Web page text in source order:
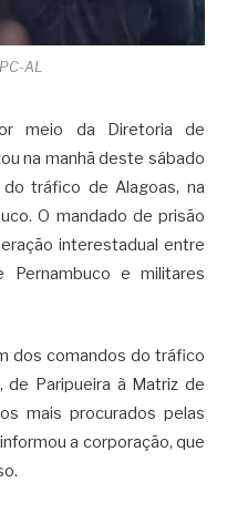
AL
meio da Diretoria de
na manhã deste sábado
tráfico de Alagoas, na
O mandado de prisão
interestadual entre
e militares
dos comandos do tráfico
Paripueira à Matriz de
mais procurados pelas
a corporação, que